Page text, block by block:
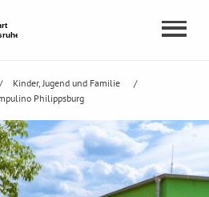
Kinder, Jugend und Familie
Philippsburg